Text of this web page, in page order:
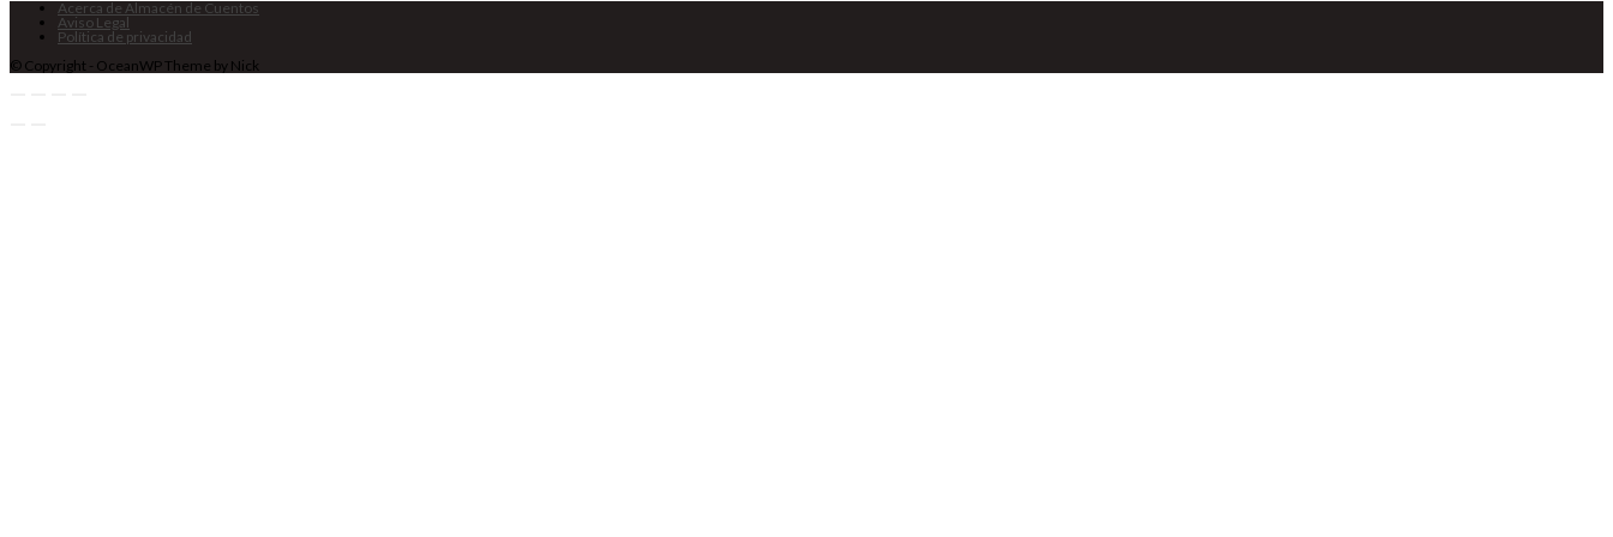
Acerca de Almacén de Cuentos
Aviso Legal
Política de privacidad
© Copyright - OceanWP Theme by Nick